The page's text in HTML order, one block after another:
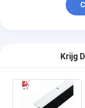
Krijg